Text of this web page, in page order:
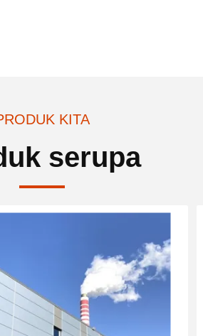
KITA
serupa